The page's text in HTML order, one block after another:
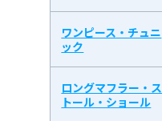
ワンピース・チュニ
ック
ロングマフラー・ス
トール・ショール